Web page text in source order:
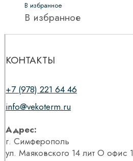
В избранное
В избранное
КОНТАКТЫ
+7 (978) 221 64 46
info@vekoterm.ru
Адрес:
г. Симферополь
ул. Маяковского 14 лит О офис 1